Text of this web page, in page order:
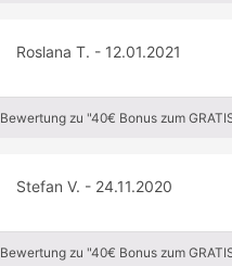
Roslana T. - 12.01.2021
Bewertung zu "40€ Bonus zum
Stefan V. - 24.11.2020
Bewertung zu "40€ Bonus zum